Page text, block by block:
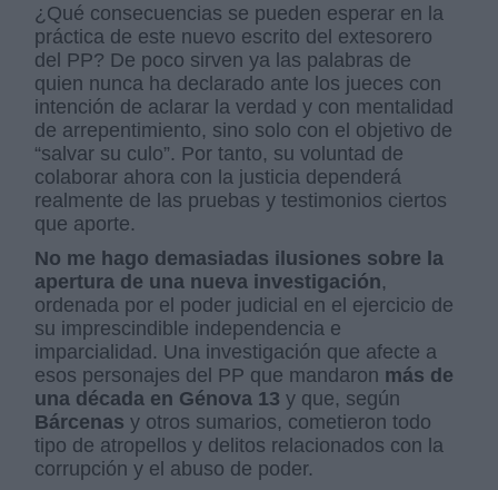
¿Qué consecuencias se pueden esperar en la
práctica de este nuevo escrito del extesorero
del PP? De poco sirven ya las palabras de
quien nunca ha declarado ante los jueces con
intención de aclarar la verdad y con mentalidad
de arrepentimiento, sino solo con el objetivo de
“salvar su culo”. Por tanto, su voluntad de
colaborar ahora con la justicia dependerá
realmente de las pruebas y testimonios ciertos
que aporte.
No me hago demasiadas ilusiones sobre la
apertura de una nueva investigación,
ordenada por el poder judicial en el ejercicio de
su imprescindible independencia e
imparcialidad. Una investigación que afecte a
esos personajes del PP que mandaron más de
una década en Génova 13 y que, según
Bárcenas y otros sumarios, cometieron todo
tipo de atropellos y delitos relacionados con la
corrupción y el abuso de poder.